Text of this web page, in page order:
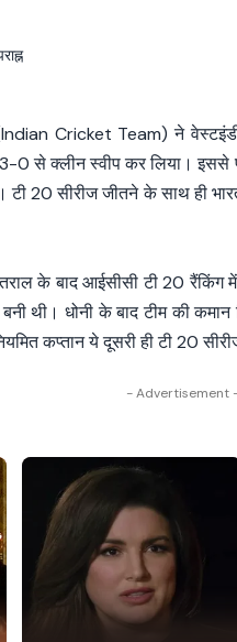
Cricket Team) ने
0 से क्लीन स्वीप कर लिया। इससे
20 सीरीज जीतने के साथ ही
के बाद आईसीसी टी 20 रैंकिंग में
थी। धोनी के बाद टीम की कमान
कप्तान ये दूसरी ही टी 20
- Advertisement